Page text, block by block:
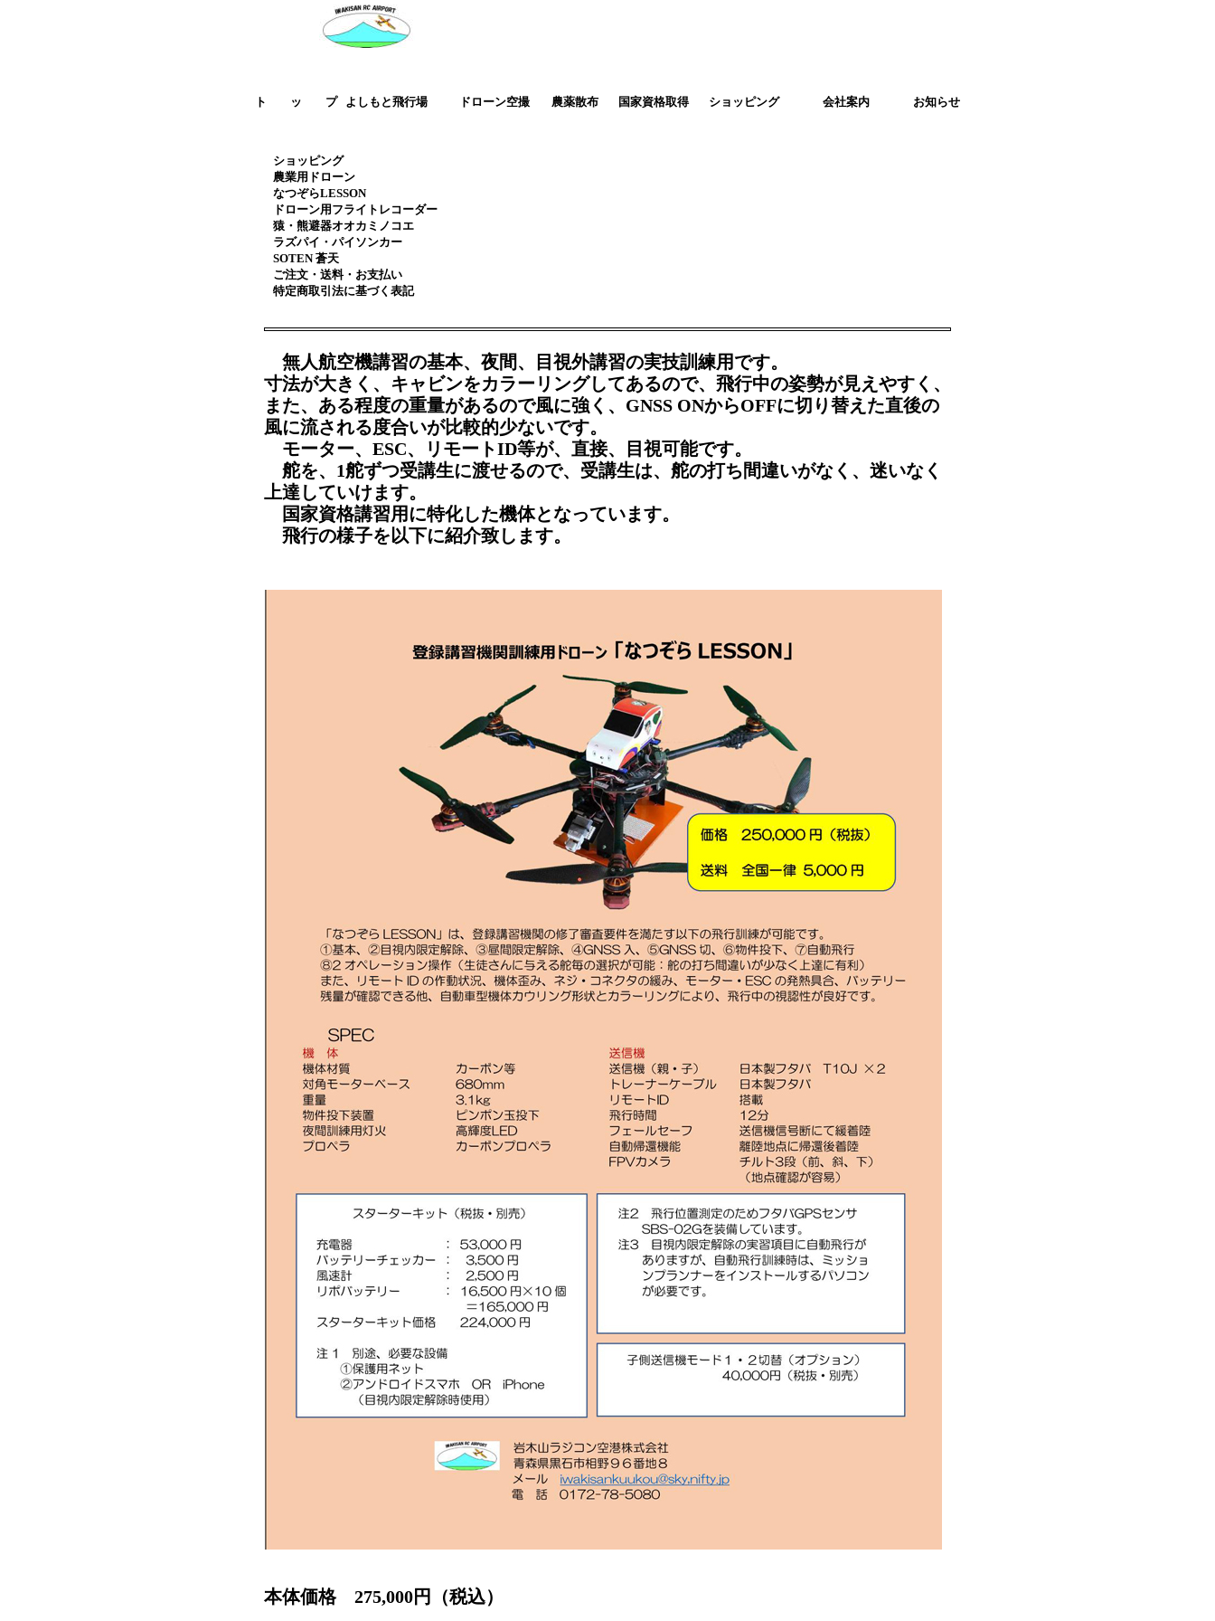
ト　　ッ　　プ よしもと飛行場 ドローン空撮 農薬散布 国家資格取得 ショッピング 会社案内 お知らせ
ショッピング
農業用ドローン
なつぞらLESSON
ドローン用フライトレコーダー
猿・熊避器オオカミノコエ
ラズパイ・パイソンカー
SOTEN 蒼天
ご注文・送料・お支払い
特定商取引法に基づく表記
無人航空機講習の基本、夜間、目視外講習の実技訓練用です。
寸法が大きく、キャビンをカラーリングしてあるので、飛行中の姿勢が見えやすく、
また、ある程度の重量があるので風に強く、GNSS ONからOFFに切り替えた直後の
風に流される度合いが比較的少ないです。
モーター、ESC、リモートID等が、直接、目視可能です。
舵を、1舵ずつ受講生に渡せるので、受講生は、舵の打ち間違いがなく、迷いなく
上達していけます。
国家資格講習用に特化した機体となっています。
飛行の様子を以下に紹介致します。
本体価格 275,000円（税込）